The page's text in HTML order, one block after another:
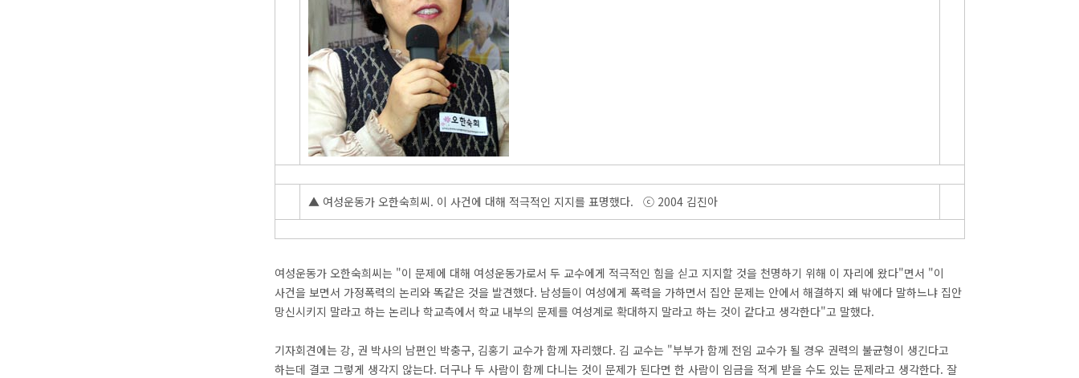
▲ 여성운동가 오한숙희씨. 이 사건에 대해 적극적인 지지를 표명했다. ⓒ 2004 김진아
여성운동가 오한숙희씨는 "이 문제에 대해 여성운동가로서 두 교수에게 적극적인 힘을 싣고 지지할 것을 천명하기 위해 이 자리에 왔다"면서 "이
사건을 보면서 가정폭력의 논리와 똑같은 것을 발견했다. 남성들이 여성에게 폭력을 가하면서 집안 문제는 안에서 해결하지 왜 밖에다 말하느냐 집안
망신시키지 말라고 하는 논리나 학교측에서 학교 내부의 문제를 여성계로 확대하지 말라고 하는 것이 같다고 생각한다"고 말했다.
기자회견에는 강, 권 박사의 남편인 박충구, 김홍기 교수가 함께 자리했다. 김 교수는 "부부가 함께 전임 교수가 될 경우 권력의 불균형이 생긴다고
하는데 결코 그렇게 생각지 않는다. 더구나 두 사람이 함께 다니는 것이 문제가 된다면 한 사람이 임금을 적게 받을 수도 있는 문제라고 생각한다. 잘